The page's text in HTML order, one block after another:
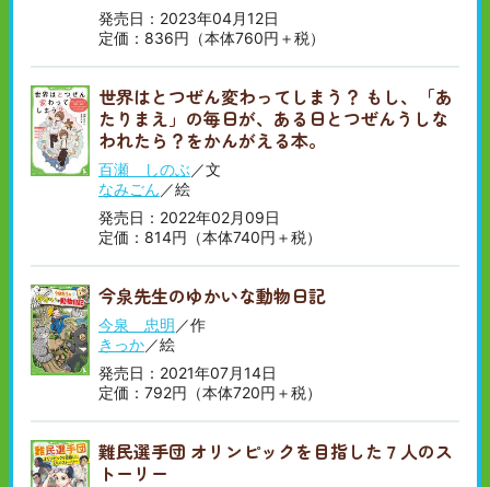
発売日：2023年04月12日
定価：836円（本体760円＋税）
世界はとつぜん変わってしまう？ もし、「あ
たりまえ」の毎日が、ある日とつぜんうしな
われたら？をかんがえる本。
百瀬 しのぶ ／文
なみごん ／絵
発売日：2022年02月09日
定価：814円（本体740円＋税）
今泉先生のゆかいな動物日記
今泉 忠明 ／作
きっか／絵
発売日：2021年07月14日
定価：792円（本体720円＋税）
難民選手団 オリンピックを目指した７人のス
トーリー